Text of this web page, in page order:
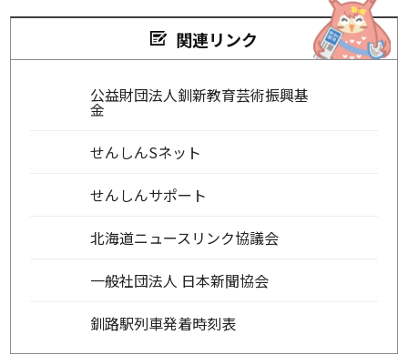
関連リンク
公益財団法人釧新教育芸術振興基
金
せんしんSネット
せんしんサポート
北海道ニュースリンク協議会
一般社団法人 日本新聞協会
釧路駅列車発着時刻表